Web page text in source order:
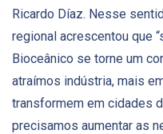
Ricardo Díaz. Nesse
regional acrescentou que
Bioceânico se torne um
atraímos indústria, mais
transformem em cidades
precisamos aumentar as